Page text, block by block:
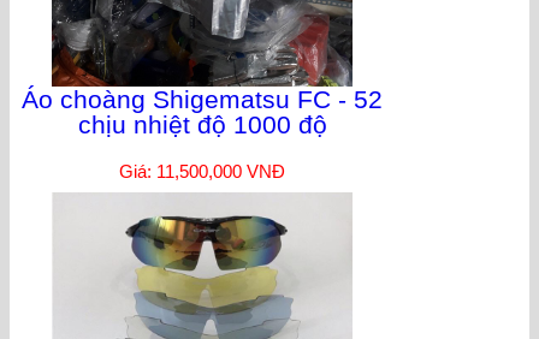
Áo choàng Shigematsu FC - 52
chịu nhiệt độ 1000 độ
Giá: 11,500,000 VNĐ